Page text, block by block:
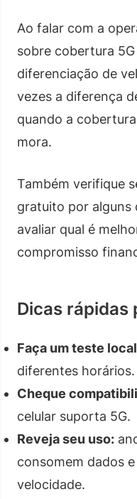
Ao falar com a
sobre cobertura
diferenciação de
vezes a diferença
quando a
mora.
Também verifique
gratuito por alguns
avaliar qual é
compromisso
Dicas rápidas
Faça um teste
diferentes horários.
Cheque
celular suporta 5G.
Reveja seu uso:
consomem dados
velocidade.